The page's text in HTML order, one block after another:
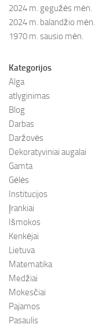
2024 m. gegužės mėn.
2024 m. balandžio mėn.
1970 m. sausio mėn.
Kategorijos
Alga
atlyginimas
Blog
Darbas
Daržovės
Dekoratyviniai augalai
Gamta
Gėlės
Institucijos
Įrankiai
Išmokos
Kenkėjai
Lietuva
Matematika
Medžiai
Mokesčiai
Pajamos
Pasaulis